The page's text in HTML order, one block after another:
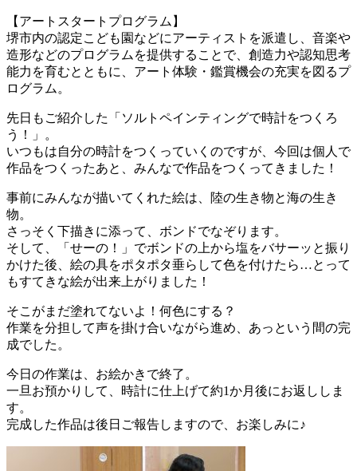
【アートスタートプログラム】
堺市内の認定こども園などにアーティストを派遣し、音楽や
造形などのプログラムを提供することで、創造力や認知思考
能力を育むとともに、アート体験・鑑賞機会の充実を図るプ
ログラム。
先日もご紹介した「ソルトペインティングで時計をつくろ
う！」。
いつもは自分の時計をつくっていくのですが、今回は個人で
作品をつくったあと、みんなで作品をつくってきました！
事前にみんなが描いてくれた絵は、陸の生き物と海の生き
物。
さっそく下描きに添って、ボンドでなぞります。
そして、「せーの！」でボンドの上から塩をバサーッと振り
かけた後、絵の具をポタポタ垂らして色を付けたら…とって
もすてきな絵が出来上がりました！
そこがまだ塗れてないよ！何色にする？
作業を分担して声を掛け合いながら進め、あっという間の完
成でした。
今日の作業は、お絵かきで終了。
一旦お預かりして、時計に仕上げて約1か月後にお返ししま
す。
完成した作品は後日ご報告しますので、お楽しみに♪